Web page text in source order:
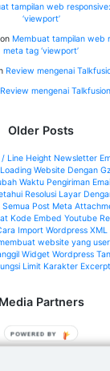
tampilan web
‘viewport’
on Membuat tampilan web
meta tag ‘viewport’
Review mengenai
Review mengenai
Older Posts
Line Height Newsletter
Website Dengan
Waktu Pengiriman
Resolusi Layar
Semua Post Meta
Kode Embed Youtube
Import Wordpress
website yang
Widget Wordpress
Limit Karakter
Media Partners
Jeffry.my.id
POWERED BY